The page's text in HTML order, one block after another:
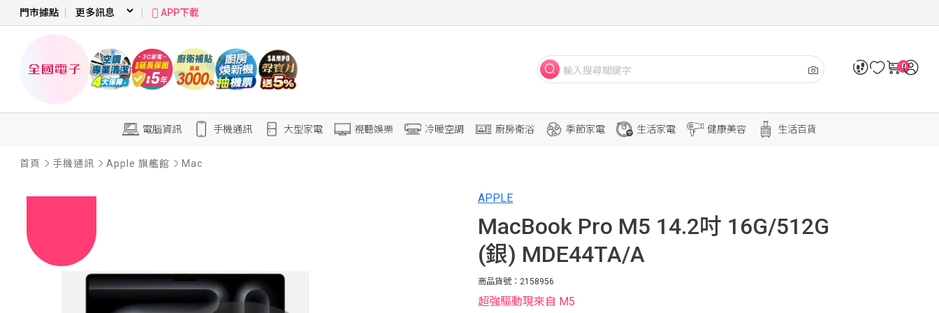
門市據點 APP下載
0
電腦資訊 手機通訊 大型家電 視聽娛樂 冷暖空調 廚房衛浴 季節家電 生活家電 健康美容 生活百貨
首頁 手機通訊 Apple 旗艦館 Mac
APPLE
MacBook Pro M5 14.2吋 16G/512G
(銀) MDE44TA/A
商品貨號：2158956
超強驅動現來自 M5